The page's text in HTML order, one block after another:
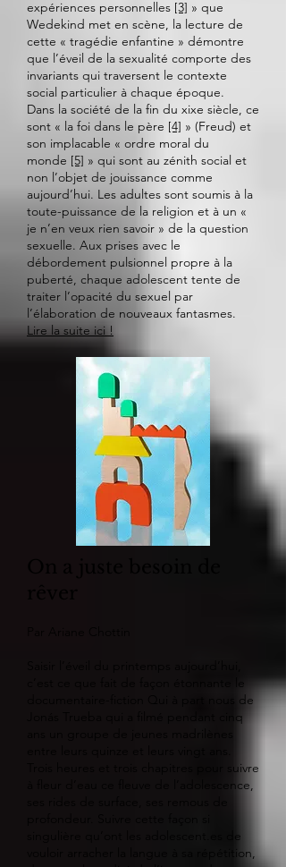
expériences personnelles [3] » que
Wedekind met en scène, la lecture de
cette « tragédie enfantine » démontre
que l’éveil de la sexualité comporte des
invariants qui traversent le contexte
social particulier à chaque époque.
Dans la société de la fin du xixe siècle, ce
sont « la foi dans le père [4] » (Freud) et
son implacable « ordre moral du
monde [5] » qui sont au zénith social et
non l’objet de jouissance comme
aujourd’hui. Les adultes sont soumis à la
toute-puissance de la religion et à un «
je n’en veux rien savoir » de la question
sexuelle. Aux prises avec le
débordement pulsionnel propre à la
puberté, chaque adolescent tente de
traiter l’opacité du sexuel par
l’élaboration de nouveaux fantasmes.
Lire la suite ici !
documentaire-fiction Qui à part nous de
Jonás Trueba qui a filmé pendant cinq
Trois heures et trois chapitres pour suivre
à fleur d’eau ce fleuve de l’adolescence,
singulière qu’ont les adolescent.es de
vouloir arracher la langue à sa répétition,